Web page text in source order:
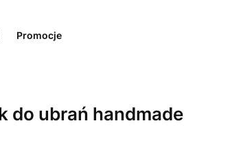
Promocje
do ubrań handmade